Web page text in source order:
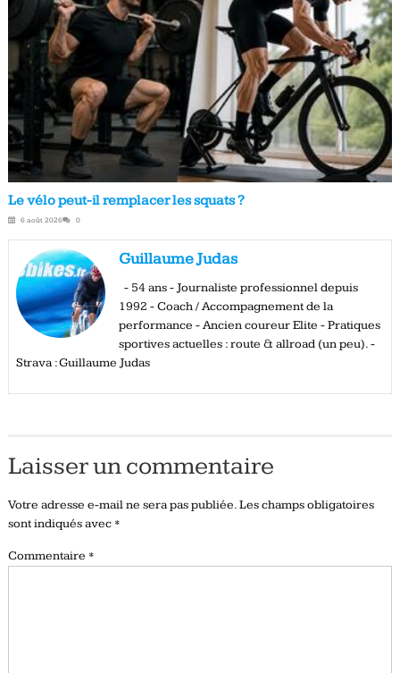
Le vélo peut-il remplacer les squats ?
6 août 2026 0
Guillaume Judas
- 54 ans - Journaliste professionnel depuis
1992 - Coach / Accompagnement de la
performance - Ancien coureur Elite - Pratiques
sportives actuelles : route & allroad (un peu). -
Strava : Guillaume Judas
Laisser un commentaire
Votre adresse e-mail ne sera pas publiée.Les champs obligatoires
sont indiqués avec *
Commentaire *